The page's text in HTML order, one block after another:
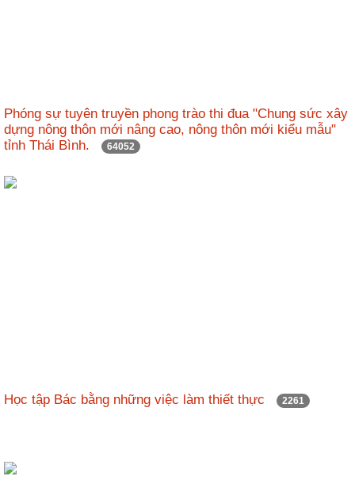
Phóng sự tuyên truyền phong trào thi đua "Chung sức xây
dựng nông thôn mới nâng cao, nông thôn mới kiểu mẫu"
tỉnh Thái Bình.
64052
Học tập Bác bằng những việc làm thiết thực 2261